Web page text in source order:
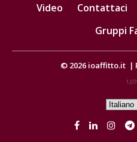
Video
Contattaci
Gruppi
© 2026 ioaffitto.it |